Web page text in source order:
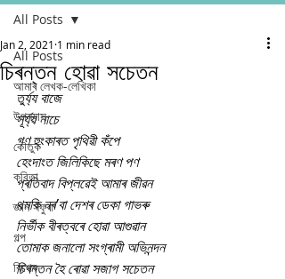
All Posts
আমাৰ লেখক-লেখিকা
উপন্যাস
কৌতুক
কবিতা
জ্ঞান সঁফুৰা
গল্প
বিশেষ
All Posts
চিৰন্তন হোৱা সচেতন
Jan 2, 2021 1 min read
তুৰ্য্য বাজে
সূৰ্য্য নাচে
গণ হুংকাৰত পৃথিৱী কঁপে
হেংদাংত জিলিকিছে মৰণ পণ
প্ৰতিবাদ বিপ্লৱেই আমাৰ জীৱন
থমকি নৰ’বা দেশৰ ডেকা গাভৰু
নিৰ্ভীক বীৰত্বৰে হোৱা আগুৱান
তোমাক জনালো সংগ্ৰামী অভিনন্দন
চিৰন্তন হৈ ৰোৱা সজাগ সচেতন